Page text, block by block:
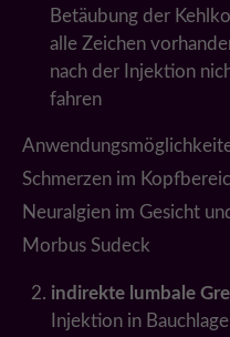
Betäubung der
alle Zeichen
nach der Injektion
fahren
Schmerzen im
Neuralgien im Gesicht
Morbus Sudeck
indirekte lumbale
Injektion in